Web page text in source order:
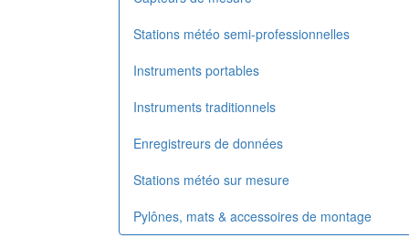
Stations météo semi-professionnelles
Instruments portables
Instruments traditionnels
Enregistreurs de données
Stations météo sur mesure
Pylônes, mats & accessoires de montage